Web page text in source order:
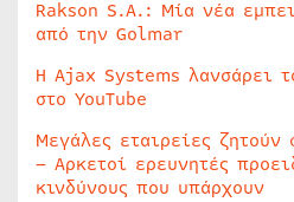
Rakson S.A.: Μία νέα
από την Golmar
Η Ajax Systems λανσάρει
στο YouTube
Μεγάλες εταιρείες
– Αρκετοί ερευνητές
κινδύνους που υπάρχουν